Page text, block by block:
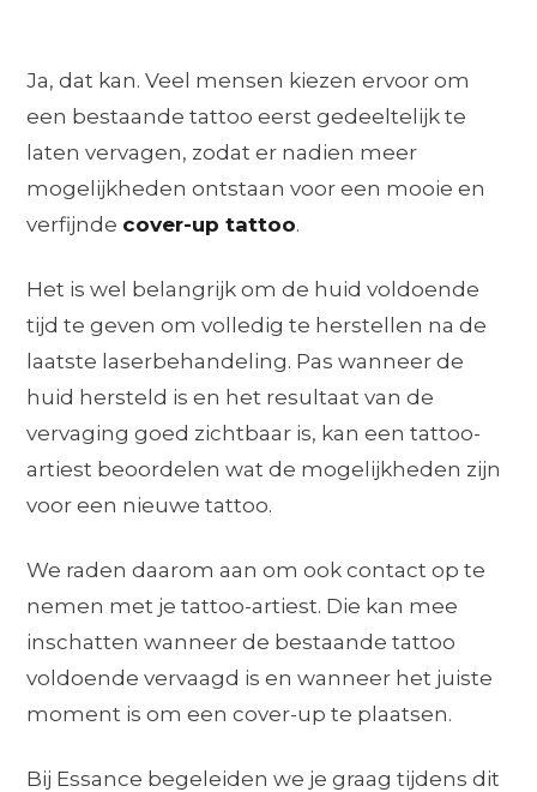
Ja, dat kan. Veel mensen kiezen ervoor om
een bestaande tattoo eerst gedeeltelijk te
laten vervagen, zodat er nadien meer
mogelijkheden ontstaan voor een mooie en
verfijnde cover-up tattoo.
Het is wel belangrijk om de huid voldoende
tijd te geven om volledig te herstellen na de
laatste laserbehandeling. Pas wanneer de
huid hersteld is en het resultaat van de
vervaging goed zichtbaar is, kan een tattoo-
artiest beoordelen wat de mogelijkheden zijn
voor een nieuwe tattoo.
We raden daarom aan om ook contact op te
nemen met je tattoo-artiest. Die kan mee
inschatten wanneer de bestaande tattoo
voldoende vervaagd is en wanneer het juiste
moment is om een cover-up te plaatsen.
Bij Essance begeleiden we je graag tijdens dit